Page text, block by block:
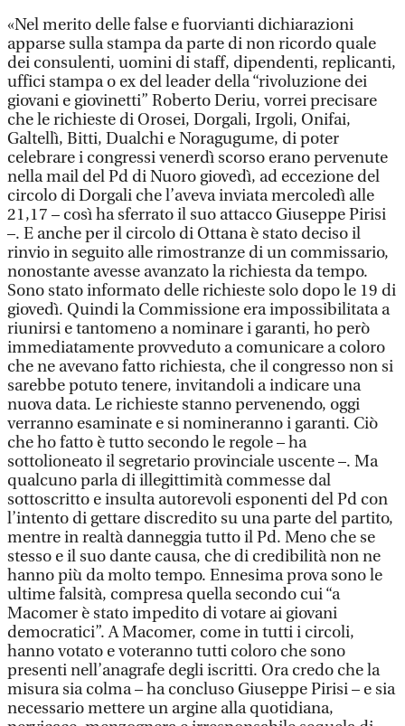
«Nel merito delle false e fuorvianti dichiarazioni
apparse sulla stampa da parte di non ricordo quale
dei consulenti, uomini di staff, dipendenti, replicanti,
uffici stampa o ex del leader della “rivoluzione dei
giovani e giovinetti” Roberto Deriu, vorrei precisare
che le richieste di Orosei, Dorgali, Irgoli, Onifai,
Galtellì, Bitti, Dualchi e Noragugume, di poter
celebrare i congressi venerdì scorso erano pervenute
nella mail del Pd di Nuoro giovedì, ad eccezione del
circolo di Dorgali che l’aveva inviata mercoledì alle
21,17 – così ha sferrato il suo attacco Giuseppe Pirisi
–. E anche per il circolo di Ottana è stato deciso il
rinvio in seguito alle rimostranze di un commissario,
nonostante avesse avanzato la richiesta da tempo.
Sono stato informato delle richieste solo dopo le 19 di
giovedì. Quindi la Commissione era impossibilitata a
riunirsi e tantomeno a nominare i garanti, ho però
immediatamente provveduto a comunicare a coloro
che ne avevano fatto richiesta, che il congresso non si
sarebbe potuto tenere, invitandoli a indicare una
nuova data. Le richieste stanno pervenendo, oggi
verranno esaminate e si nomineranno i garanti. Ciò
che ho fatto è tutto secondo le regole – ha
sottolioneato il segretario provinciale uscente –. Ma
qualcuno parla di illegittimità commesse dal
sottoscritto e insulta autorevoli esponenti del Pd con
l’intento di gettare discredito su una parte del partito,
mentre in realtà danneggia tutto il Pd. Meno che se
stesso e il suo dante causa, che di credibilità non ne
hanno più da molto tempo. Ennesima prova sono le
ultime falsità, compresa quella secondo cui “a
Macomer è stato impedito di votare ai giovani
democratici”. A Macomer, come in tutti i circoli,
hanno votato e voteranno tutti coloro che sono
presenti nell’anagrafe degli iscritti. Ora credo che la
misura sia colma – ha concluso Giuseppe Pirisi – e sia
necessario mettere un argine alla quotidiana,